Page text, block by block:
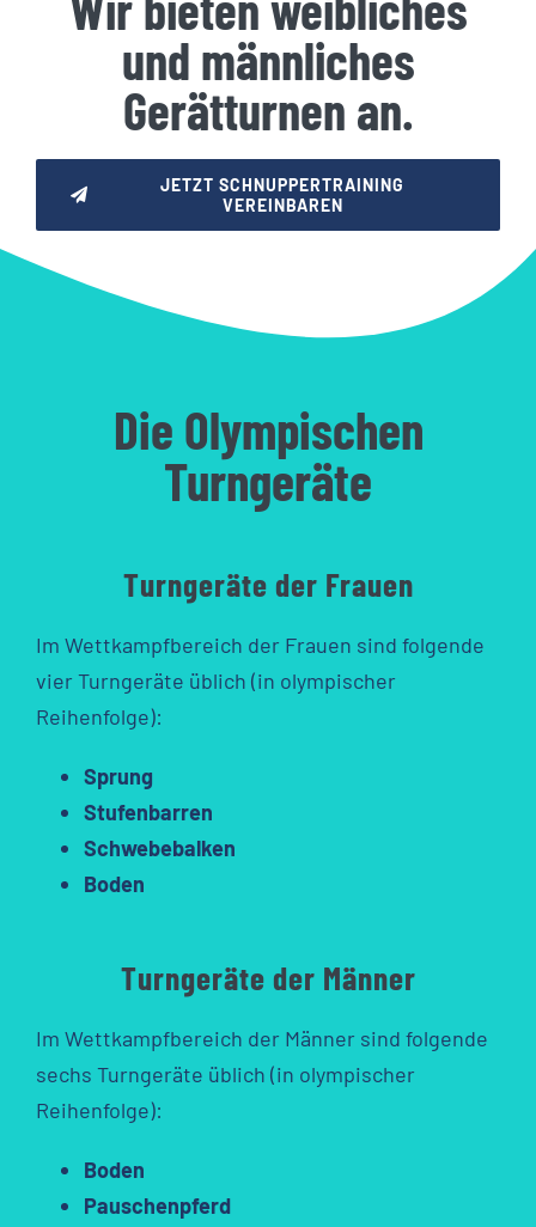
und männliches
Gerätturnen an.
JETZT SCHNUPPERTRAINING
VEREINBAREN
Die Olympischen
Turngeräte
Turngeräte der Frauen
Im Wettkampfbereich der Frauen sind folgende
vier Turngeräte üblich (in olympischer
Reihenfolge):
Sprung
Stufenbarren
Schwebebalken
Boden
Turngeräte der Männer
Im Wettkampfbereich der Männer sind folgende
sechs Turngeräte üblich (in olympischer
Reihenfolge):
Boden
Pauschenpferd